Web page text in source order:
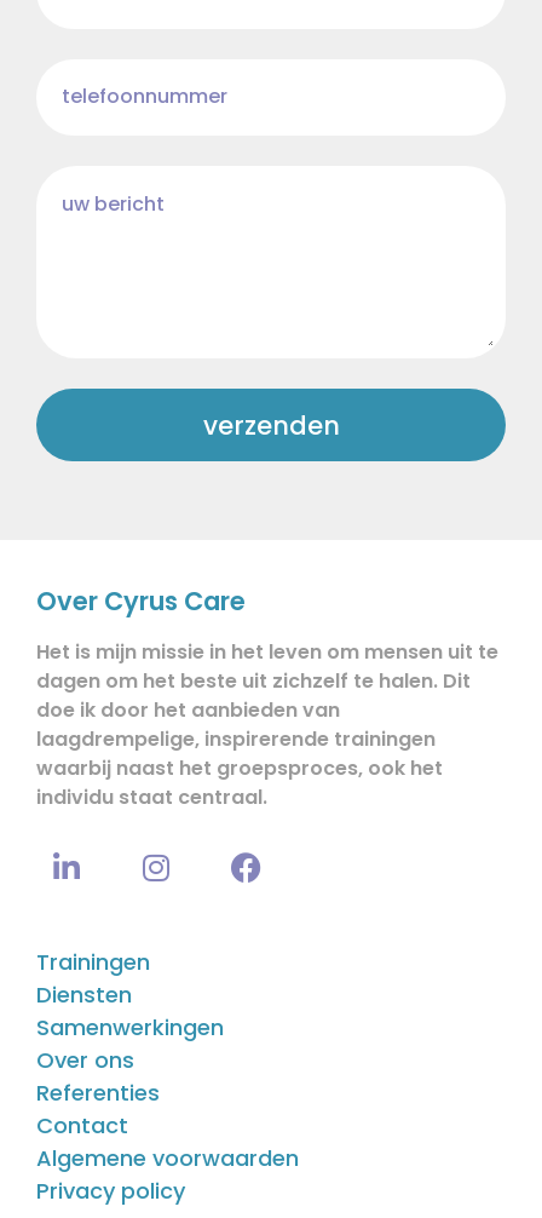
verzenden
Over Cyrus Care
Het is mijn missie in het leven om mensen uit te
dagen om het beste uit zichzelf te halen. Dit
doe ik door het aanbieden van
laagdrempelige, inspirerende trainingen
waarbij naast het groepsproces, ook het
individu staat centraal.
Trainingen
Diensten
Samenwerkingen
Over ons
Referenties
Contact
Algemene voorwaarden
Privacy policy